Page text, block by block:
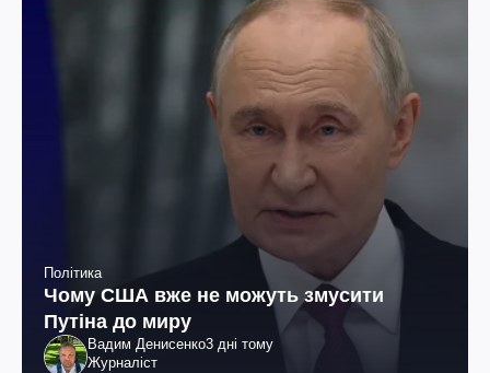
Політика
Чому США вже не можуть змусити
Путіна до миру
Вадим Денисенко3 дні тому
Журналіст